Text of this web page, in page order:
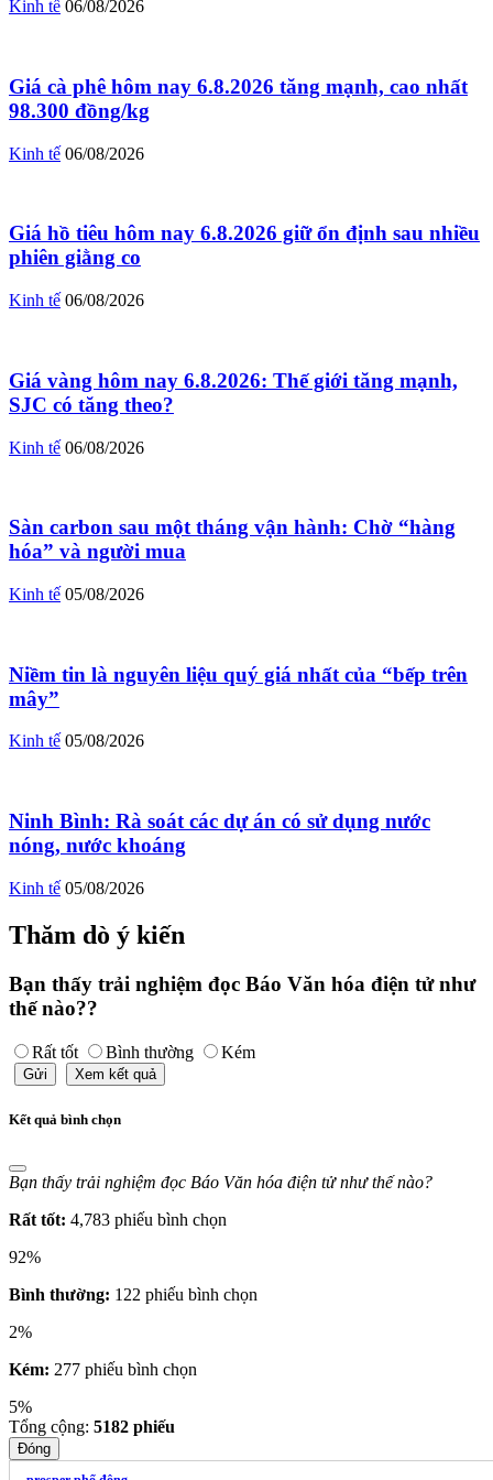
Kinh tế 06/08/2026
Giá cà phê hôm nay 6.8.2026 tăng mạnh, cao nhất
98.300 đồng/kg
Kinh tế 06/08/2026
Giá hồ tiêu hôm nay 6.8.2026 giữ ổn định sau nhiều
phiên giằng co
Kinh tế 06/08/2026
Giá vàng hôm nay 6.8.2026: Thế giới tăng mạnh,
SJC có tăng theo?
Kinh tế 06/08/2026
Sàn carbon sau một tháng vận hành: Chờ “hàng
hóa” và người mua
Kinh tế 05/08/2026
Niềm tin là nguyên liệu quý giá nhất của “bếp trên
mây”
Kinh tế 05/08/2026
Ninh Bình: Rà soát các dự án có sử dụng nước
nóng, nước khoáng
Kinh tế 05/08/2026
Thăm dò ý kiến
Bạn thấy trải nghiệm đọc Báo Văn hóa điện tử như
thế nào??
Rất tốt Bình thường Kém
Gửi Xem kết quả
Kết quả bình chọn
Bạn thấy trải nghiệm đọc Báo Văn hóa điện tử như thế nào?
Rất tốt: 4,783 phiếu bình chọn
92%
Bình thường: 122 phiếu bình chọn
2%
Kém: 277 phiếu bình chọn
5%
Tổng cộng: 5182 phiếu
Đóng